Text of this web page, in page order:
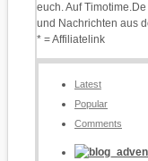
euch. Auf
und Nachrichten aus
* = Affiliatelink
Latest
Popular
Comments